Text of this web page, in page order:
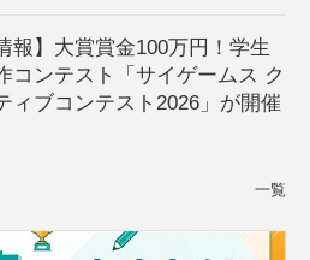
報】大賞賞金100万円！学生
コンテスト「サイゲームス ク
ィブコンテスト2026」が開催
一覧